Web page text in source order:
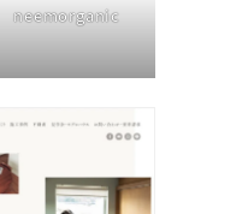
neemorganic